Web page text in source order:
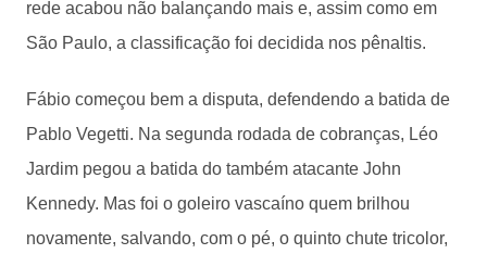
rede acabou não balançando mais e, assim como em
São Paulo, a classificação foi decidida nos pênaltis.
Fábio começou bem a disputa, defendendo a batida de
Pablo Vegetti. Na segunda rodada de cobranças, Léo
Jardim pegou a batida do também atacante John
Kennedy. Mas foi o goleiro vascaíno quem brilhou
novamente, salvando, com o pé, o quinto chute tricolor,